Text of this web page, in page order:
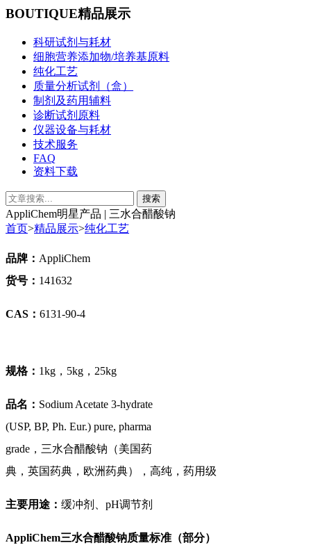
BOUTIQUE精品展示
科研试剂与耗材
细胞营养添加物/培养基原料
纯化工艺
质量分析试剂（盒）
制剂及药用辅料
诊断试剂原料
仪器设备与耗材
技术服务
FAQ
资料下载
AppliChem明星产品 | 三水合醋酸钠
首页>精品展示>纯化工艺
品牌： AppliChem
货号： 141632
CAS ： 6131-90-4
规格： 1kg ， 5kg ， 25kg
品名： Sodium Acetate 3-hydrate
(USP, BP, Ph. Eur.) pure, pharma
grade ，三水合醋酸钠（美国药
典，英国药典，欧洲药典），高纯，药用级
主要用途： 缓冲剂、 pH调节剂
AppliChem三水合醋酸钠质量标准（部分）